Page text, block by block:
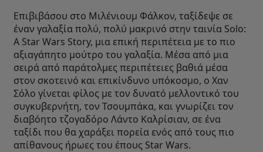
Επιβιβάσου στο Μιλένιουμ Φάλκον, ταξίδεψε σε
έναν γαλαξία πολύ, πολύ μακρινό στην ταινία Solo:
A Star Wars Story, μια επική περιπέτεια με το πιο
αξιαγάπητο μούτρο του γαλαξία. Μέσα από μια
σειρά από παράτολμες περιπέτειες βαθιά μέσα
στον σκοτεινό και επικίνδυνο υπόκοσμο, ο Χαν
Σόλο γίνεται φίλος με τον δυνατό μελλοντικό του
συγκυβερνήτη, τον Τσουμπάκα, και γνωρίζει τον
διαβόητο τζογαδόρο Λάντο Καλρίσιαν, σε ένα
ταξίδι που θα χαράξει πορεία ενός από τους πιο
απίθανους ήρωες του έπους Star Wars.